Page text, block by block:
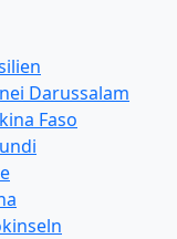
Darussalam
Faso